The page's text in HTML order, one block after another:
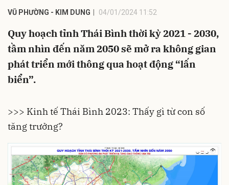
VŨ PHƯỜNG - KIM DUNG 04/01/2024 11:52
Quy hoạch tỉnh Thái Bình thời kỳ 2021 - 2030,
tầm nhìn đến năm 2050 sẽ mở ra không gian
phát triển mới thông qua hoạt động “lấn
biển”.
>>> Kinh tế Thái Bình 2023: Thấy gì từ con số
tăng trưởng?
Hủy